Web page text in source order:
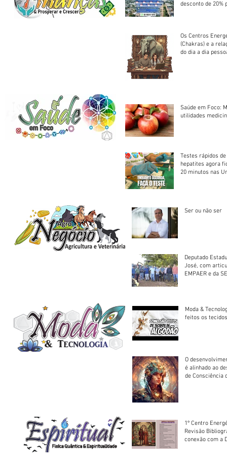
desconto de 20%
Os Centros
(Chakras) e a
do dia a dia
Saúde em Foco:
utilidades
Testes rápidos
hepatites agora
20 minutos nas
Ser ou não ser
Deputado
José, com
EMPAER e da
Moda &
feitos os
O
é alinhado ao
de Consciência
1º Centro
Revisão
conexão com a